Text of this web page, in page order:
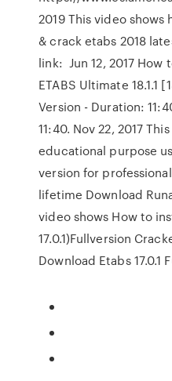
2019 This video
& crack etabs 2018
link: Jun 12, 2017 How
ETABS Ultimate 18.1.1
Version - Duration:
11:40. Nov 22, 2017
educational purpose
version for
lifetime Download
video shows How to
17.0.1)Fullversion
Download Etabs 17.0.1